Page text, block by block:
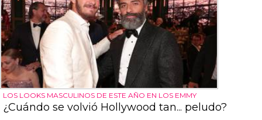
LOS LOOKS MASCULINOS DE ESTE AÑO EN LOS EMMY
¿Cuándo se volvió Hollywood tan... peludo?